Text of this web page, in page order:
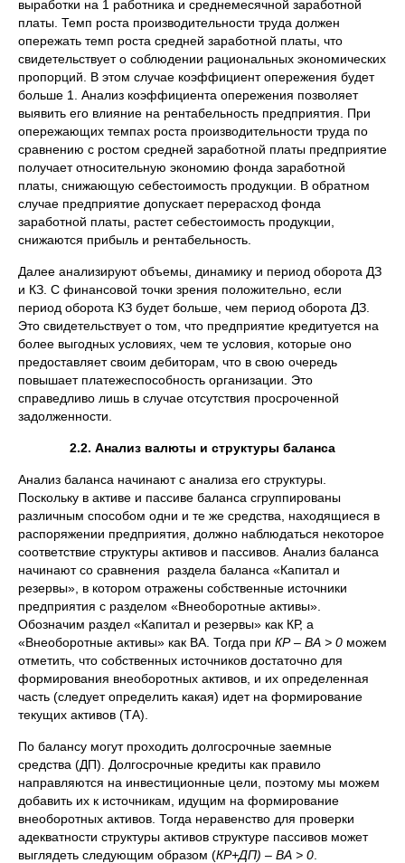
выработки на 1 работника и среднемесячной заработной
платы. Темп роста производительности труда должен
опережать темп роста средней заработной платы, что
свидетельствует о соблюдении рациональных экономических
пропорций. В этом случае коэффициент опережения будет
больше 1. Анализ коэффициента опережения позволяет
выявить его влияние на рентабельность предприятия. При
опережающих темпах роста производительности труда по
сравнению с ростом средней заработной платы предприятие
получает относительную экономию фонда заработной
платы, снижающую себестоимость продукции. В обратном
случае предприятие допускает перерасход фонда
заработной платы, растет себестоимость продукции,
снижаются прибыль и рентабельность.
Далее анализируют объемы, динамику и период оборота ДЗ
и КЗ. С финансовой точки зрения положительно, если
период оборота КЗ будет больше, чем период оборота ДЗ.
Это свидетельствует о том, что предприятие кредитуется на
более выгодных условиях, чем те условия, которые оно
предоставляет своим дебиторам, что в свою очередь
повышает платежеспособность организации. Это
справедливо лишь в случае отсутствия просроченной
задолженности.
2.2. Анализ валюты и структуры баланса
Анализ баланса начинают с анализа его структуры.
Поскольку в активе и пассиве баланса сгруппированы
различным способом одни и те же средства, находящиеся в
распоряжении предприятия, должно наблюдаться некоторое
соответствие структуры активов и пассивов. Анализ баланса
начинают со сравнения раздела баланса «Капитал и
резервы», в котором отражены собственные источники
предприятия с разделом «Внеоборотные активы».
Обозначим раздел «Капитал и резервы» как КР, а
«Внеоборотные активы» как ВА. Тогда при КР – ВА > 0 можем
отметить, что собственных источников достаточно для
формирования внеоборотных активов, и их определенная
часть (следует определить какая) идет на формирование
текущих активов (ТА).
По балансу могут проходить долгосрочные заемные
средства (ДП). Долгосрочные кредиты как правило
направляются на инвестиционные цели, поэтому мы можем
добавить их к источникам, идущим на формирование
внеоборотных активов. Тогда неравенство для проверки
адекватности структуры активов структуре пассивов может
выглядеть следующим образом (КР+ДП) – ВА > 0